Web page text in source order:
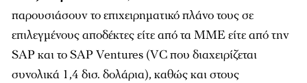
παρουσιάσουν το επιχειρηµατικό πλάνο τους σε
επιλεγµένους αποδέκτες είτε από τα ΜΜΕ είτε από την
SAP και το SAP Ventures (VC που διαχειρίζεται
συνολικά 1,4 δισ. δολάρια), καθώς και στους